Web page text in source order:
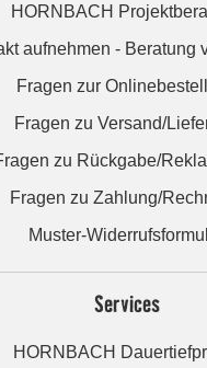
HORNBACH
aufnehmen - Beratung
Fragen zur
Fragen zu Versand/
zu Rückgabe/
Fragen zu Zahlung/
Muster-
Services
HORNBACH